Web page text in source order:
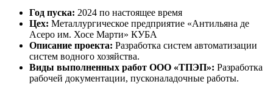
Год пуска: 2024 по настоящее время
Цех: Металлургическое предприятие «Антильяна де
Асеро им. Хосе Марти» КУБА
Описание проекта: Разработка систем автоматизации
систем водного хозяйства.
Виды выполненных работ ООО «ТПЭП»: Разработка
рабочей документации, пусконаладочные работы.